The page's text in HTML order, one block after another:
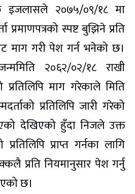
२०७५/०९/१८ मा
प्रमाणपत्रको स्पष्ट बुझिने प्रति
माग गरी पेश गर्न भनेको छ।
२०६२/०२/१८ राखी
प्रतिलिपि माग गरेकाले मिति
प्रतिलिपि जारी गरेको
देखिएको हुँदा निजले उक्त
प्रतिलिपि प्राप्त गर्नका लागि
प्रति नियमानुसार पेश गर्नु
छ।